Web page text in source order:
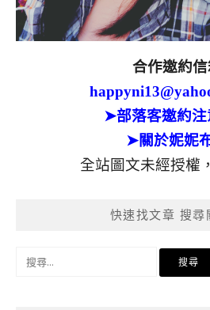
合作邀約
➤部落客邀約注
➤關於妮妮
全站圖文未經授權
快速找文章 搜尋